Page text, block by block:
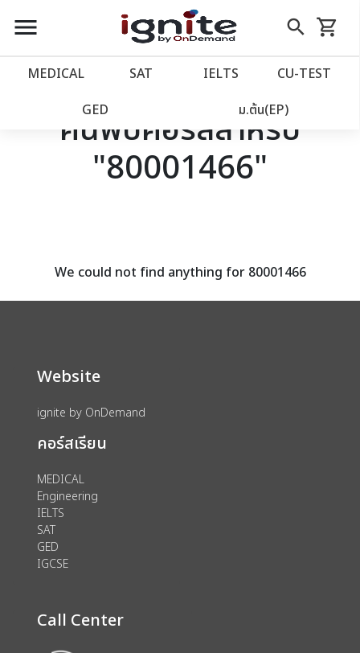
close
account_balance หน้าแรก
เว็บไซต์อิกไนท์
โปรโมชั่น
assignment ลงทะเบียน
menu search
Skip
to
shopping_cart
รถเข็น
MEDICAL SAT IELTS CU‑TEST
GED ม.ต้น(EP)
ค้นพบคอร์สสำหรับ
"80001466"
We could not find anything for 80001466
Website
ignite by OnDemand
คอร์สเรียน
MEDICAL
Engineering
IELTS
SAT
GED
IGCSE
Call Center